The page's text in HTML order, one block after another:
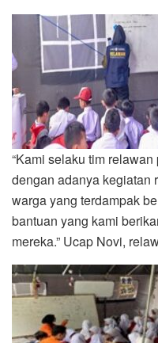
“Kami selaku tim
dengan adanya kegiatan
warga yang terdampak
bantuan yang kami
mereka.” Ucap Novi,